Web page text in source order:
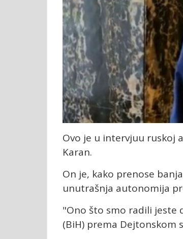
Ovo je u intervjuu ruskoj
Karan.
On je, kako prenose
unutrašnja autonomija
"Ono što smo radili jeste
(BiH) prema Dejtonskom